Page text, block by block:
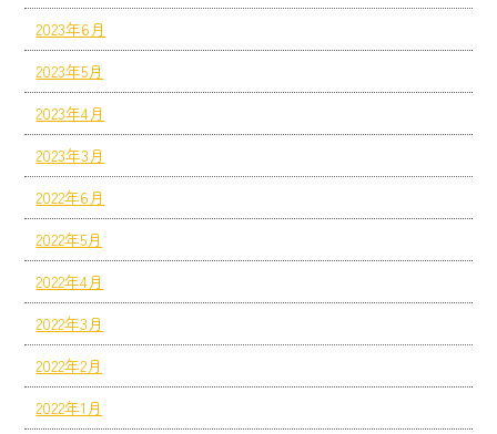
2023年6月
2023年5月
2023年4月
2023年3月
2022年6月
2022年5月
2022年4月
2022年3月
2022年2月
2022年1月